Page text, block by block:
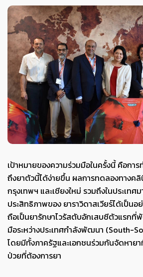
เป้าหมายของความร่วมมือในครั้งนี้ คือการ
ถึงยาตัวนี้ได้ง่ายขึ้น ผลการทดลองทางคลิ
กรุงเทพฯ และเชียงใหม่ รวมถึงในประเทศ
ประสิทธิภาพของ ยาราวิดาสเวียร์ได้เป็นอ
ถือเป็นยารักษาไวรัสตับอักเสบซีตัวแรกที่
มือระหว่างประเทศกำลังพัฒนา (South-
โดยมีทั้งภาครัฐและเอกชนร่วมกันจัดหาย
ป่วยที่ต้องการยา